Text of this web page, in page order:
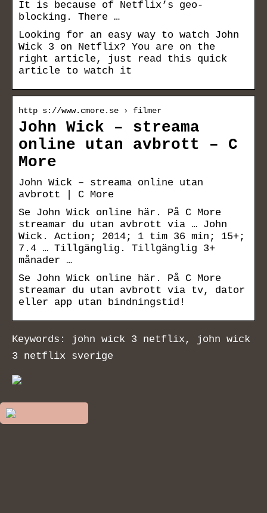
It is because of Netflix’s geo-
blocking. There …
Looking for an easy way to watch John
Wick 3 on Netflix? You are on the
right article, just read this quick
article to watch it
http s://www.cmore.se › filmer
John Wick – streama
online utan avbrott – C
More
John Wick – streama online utan
avbrott | C More
Se John Wick online här. På C More
streamar du utan avbrott via … John
Wick. Action; 2014; 1 tim 36 min; 15+;
7.4 … Tillgänglig. Tillgänglig 3+
månader …
Se John Wick online här. På C More
streamar du utan avbrott via tv, dator
eller app utan bindningstid!
Keywords: john wick 3 netflix, john wick
3 netflix sverige